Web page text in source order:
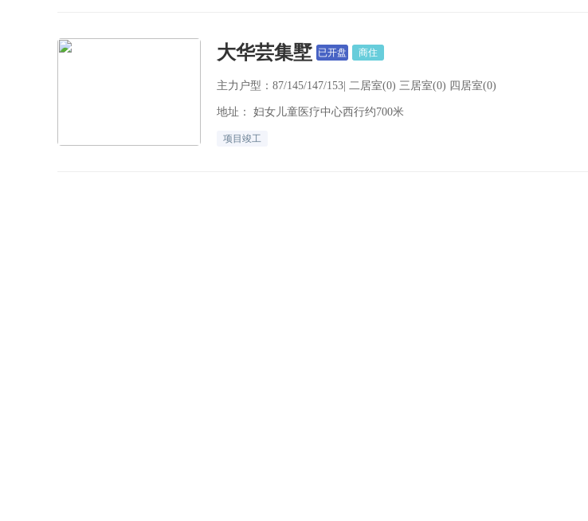
大华芸集墅 已开盘 商住
主力户型：87/145/147/153| 二居室(0) 三居室(0) 四居室(0)
地址： 妇女儿童医疗中心西行约700米
项目竣工